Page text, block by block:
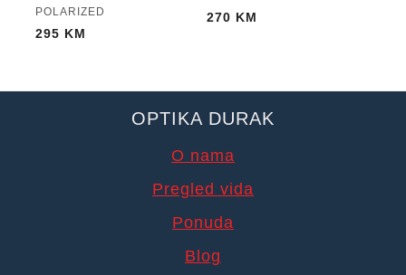
POLARIZED
295 KM
270 KM
OPTIKA DURAK
O nama
Pregled vida
Ponuda
Blog